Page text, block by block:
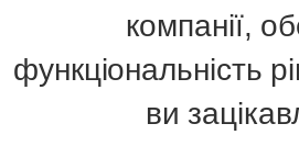
компанії,
функціональність
ви